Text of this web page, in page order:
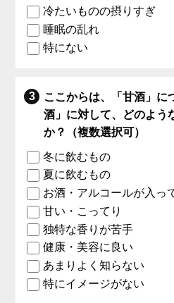
冷たいものの摂りすぎ
睡眠の乱れ
特にない
ここからは、「甘酒」に
酒」に対して、どのよう
か？（複数選択可）
冬に飲むもの
夏に飲むもの
お酒・アルコールが入っ
甘い・こってり
独特な香りが苦手
健康・美容に良い
あまりよく知らない
特にイメージがない